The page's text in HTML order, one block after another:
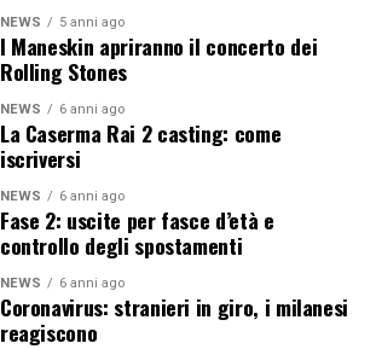
NEWS 5 anni ago
I Maneskin apriranno il concerto dei
Rolling Stones
NEWS 6 anni ago
La Caserma Rai 2 casting: come
iscriversi
NEWS 6 anni ago
Fase 2: uscite per fasce d’età e
controllo degli spostamenti
NEWS 6 anni ago
Coronavirus: stranieri in giro, i milanesi
reagiscono